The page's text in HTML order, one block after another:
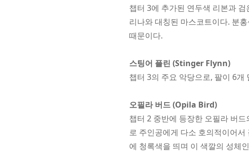
챕터 3에 추가된 연두색 리본과
리나와 대칭된 마스코트이다. 분
때문이다.
스팅어 플린 (Stinger Flynn)
챕터 3의 주요 악당으로, 팔이 6
오필라 버드 (Opila Bird)
챕터 2 중반에 등장한 오필라 버
로 주인공에게 다소 호의적이어
에 청록색을 띄며 이 색깔의 성체